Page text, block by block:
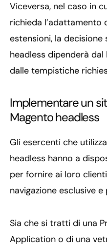
Viceversa, nel caso in
richieda l’adattamento
estensioni, la
headless dipenderà
dalle tempistiche
Implementare un
Magento headless
Gli esercenti che
headless hanno a
per fornire ai loro
navigazione esclusive
Sia che si tratti di una
Application o di una